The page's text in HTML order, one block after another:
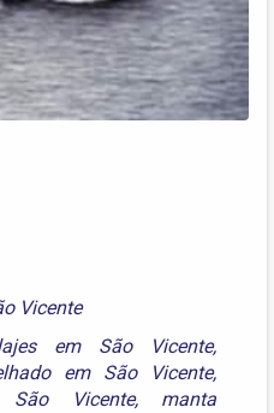
Vicente
em São Vicente,
em São Vicente,
São Vicente, manta